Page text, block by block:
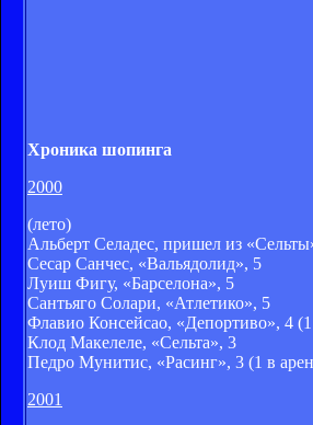
Хроника шопинга
2000
(лето)
Альберт Селадес, пришел из
Сесар Санчес, «Вальядолид», 5
Луиш Фигу, «Барселона», 5
Сантьяго Солари, «Атлетико», 5
Флавио Консейсао, «Депортиво», 4
Клод Макелеле, «Сельта», 3
Педро Мунитис, «Расинг», 3 (1 в
2001